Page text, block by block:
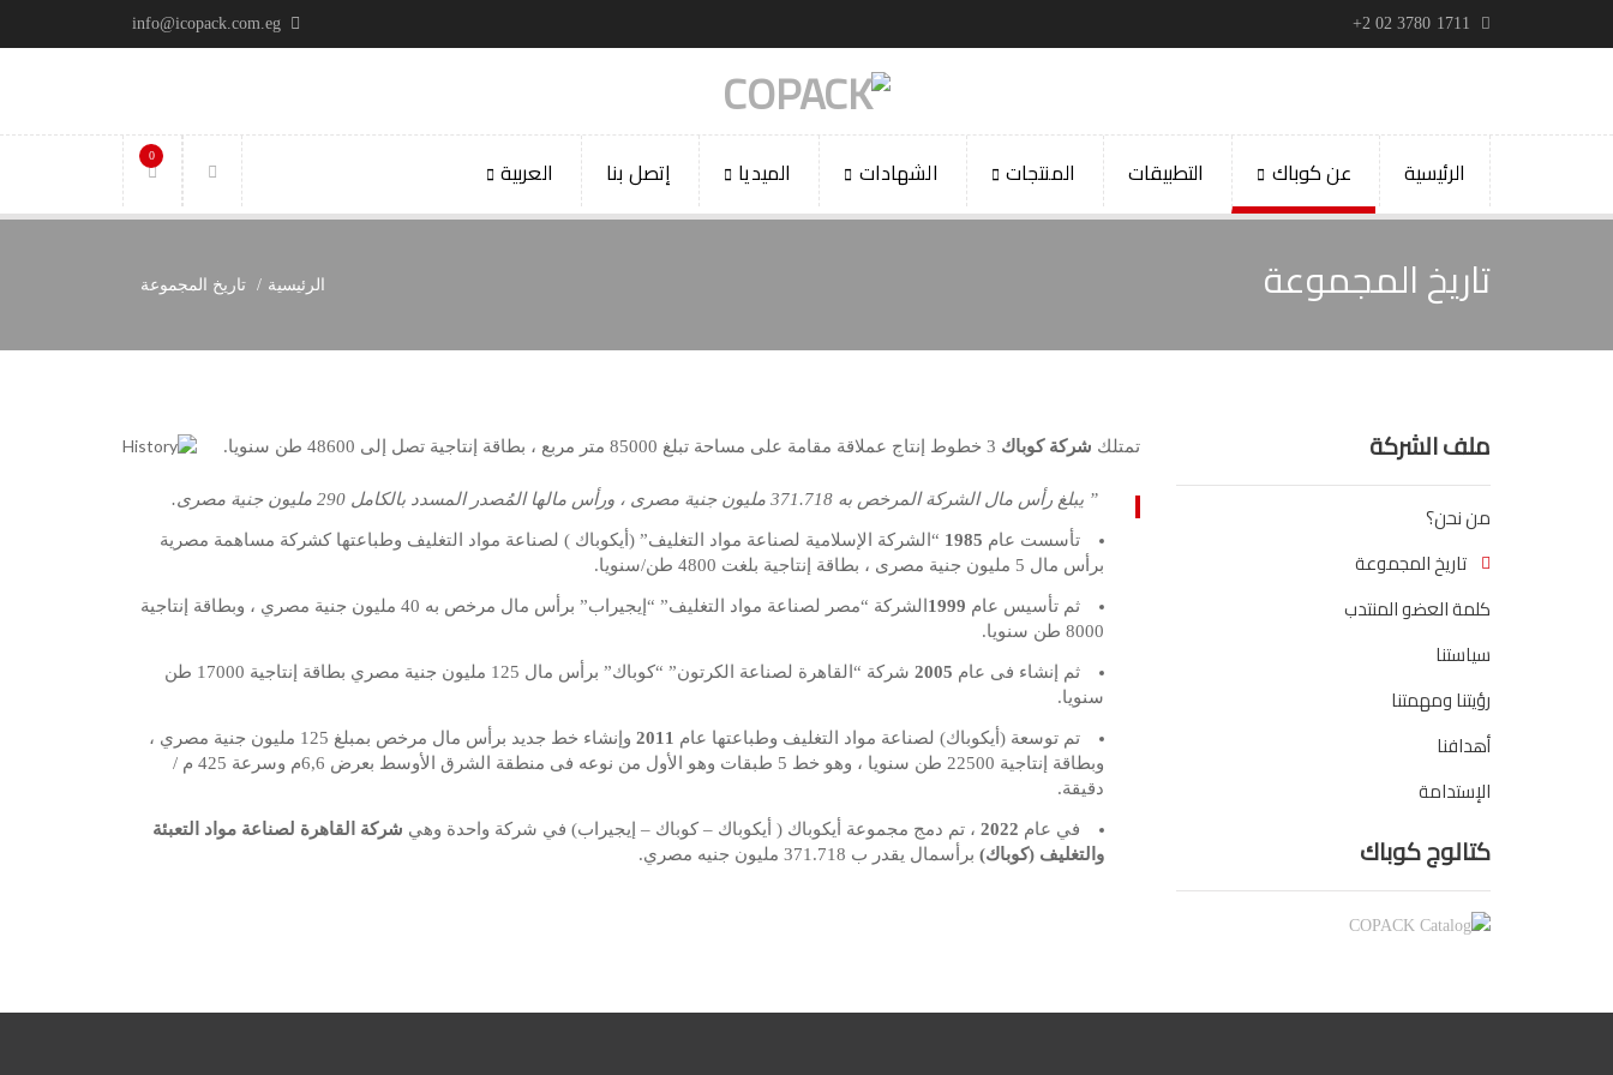
info@icopack.com.eg
الرئيسية عن كوباك التطبيقات المنتجات الشهادات الميديا إتصل بنا العربية 0
تاريخ المجموعة الرئيسية تاريخ المجموعة
تمتلك شركة كوباك
” يبلغ رأس مال الشركة المرخص به 371.718 مليون جنية مصرى ، ورأس مالها المُصدر المسدد بالكامل 290 مليون جنية مصرى.
تأسست عام 1985 “الشركة الإسلامية لصناعة مواد التغليف” (أيكوباك ) لصناعة مواد التغليف وطباعتها كشركة مساهمة مصرية
برأس مال 5 مليون جنية مصرى ، بطاقة إنتاجية بلغت 4800 طن/سنويا.
ثم تأسيس عام 1999
الشركة “مصر لصناعة مواد التغليف” “إيجيراب” برأس مال مرخص به 40 مليون جنية مصري ، وبطاقة إنتاجية
8000 طن سنويا.
ثم إنشاء فى عام 2005
شركة “القاهرة لصناعة الكرتون” “كوباك” برأس مال 125 مليون جنية مصري بطاقة إنتاجية 17000 طن
سنويا.
تم توسعة (أيكوباك) لصناعة مواد التغليف وطباعتها عام 2011
وإنشاء خط جديد برأس مال مرخص بمبلغ 125 مليون جنية مصري ،
وبطاقة إنتاجية 22500 طن سنويا ، وهو خط 5 طبقات وهو الأول من نوعه فى منطقة الشرق الأوسط بعرض 6,6م وسرعة 425 م /
دقيقة.
في عام 2022 ، تم دمج مجموعة أيكوباك ( أيكوباك – كوباك – إيجيراب) في شركة واحدة وهي شركة القاهرة لصناعة مواد التعبئة
والتغليف (كوباك) برأسمال يقدر ب 371.718 مليون جنيه مصري.
ملف الشركة
من نحن؟
تاريخ المجموعة
كلمة العضو المنتدب
سياستنا
رؤيتنا ومهمتنا
أهدافنا
الإستدامة
كتالوج كوباك